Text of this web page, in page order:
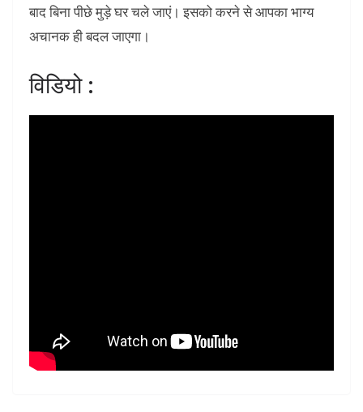
बाद बिना पीछे मुड़े घर चले जाएं। इसको करने से आपका भाग्य
अचानक ही बदल जाएगा।
विडियो :